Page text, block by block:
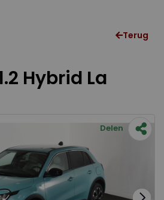
Terug
Hybrid La
Delen